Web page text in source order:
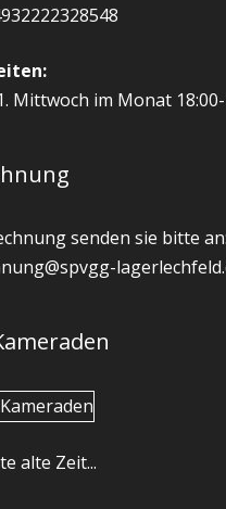
Mittwoch im Monat
senden sie bitte an:
alte Zeit...